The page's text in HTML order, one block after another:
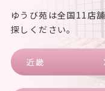
ゆうび苑は全国11店
探しください。
近畿